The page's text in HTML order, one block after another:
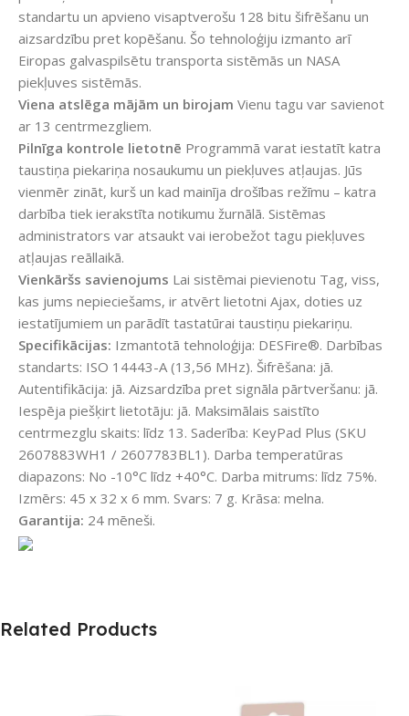
standartu un apvieno visaptverošu 128 bitu šifrēšanu un
aizsardzību pret kopēšanu. Šo tehnoloģiju izmanto arī
Eiropas galvaspilsētu transporta sistēmās un NASA
piekļuves sistēmās.
Viena atslēga mājām un birojam Vienu tagu var savienot
ar 13 centrmezgliem.
Pilnīga kontrole lietotnē Programmā varat iestatīt katra
taustiņa piekariņa nosaukumu un piekļuves atļaujas. Jūs
vienmēr zināt, kurš un kad mainīja drošības režīmu – katra
darbība tiek ierakstīta notikumu žurnālā. Sistēmas
administrators var atsaukt vai ierobežot tagu piekļuves
atļaujas reāllaikā.
Vienkāršs savienojums Lai sistēmai pievienotu Tag, viss,
kas jums nepieciešams, ir atvērt lietotni Ajax, doties uz
iestatījumiem un parādīt tastatūrai taustiņu piekariņu.
Specifikācijas: Izmantotā tehnoloģija: DESFire®. Darbības
standarts: ISO 14443-A (13,56 MHz). Šifrēšana: jā.
Autentifikācija: jā. Aizsardzība pret signāla pārtveršanu: jā.
Iespēja piešķirt lietotāju: jā. Maksimālais saistīto
centrmezglu skaits: līdz 13. Saderība: KeyPad Plus (SKU
2607883WH1 / 2607783BL1). Darba temperatūras
diapazons: No -10°C līdz +40°C. Darba mitrums: līdz 75%.
Izmērs: 45 x 32 x 6 mm. Svars: 7 g. Krāsa: melna.
Garantija: 24 mēneši.
Related Products